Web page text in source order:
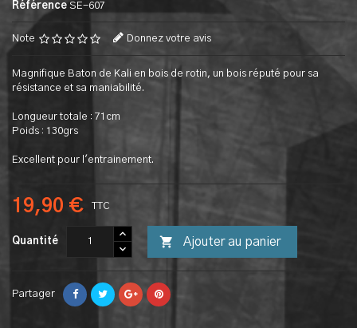
Référence SE-607
Note Donnez votre avis
Magnifique Baton de Kali en bois de rotin, un bois réputé pour sa
résistance et sa maniabilité.
Longueur totale : 71cm
Poids : 130grs
Excellent pour l'entrainement.
19,90 € TTC
Quantité  Ajouter au panier
Partager